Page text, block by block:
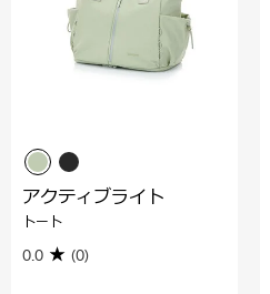
アクティブライト
トート
0.0 (0)